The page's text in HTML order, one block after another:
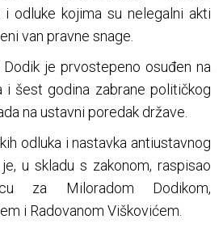
odluke kojima su nelegalni akti
van pravne snage.
je prvostepeno osuđen na
i šest godina zabrane političkog
na ustavni poredak države.
odluka i nastavka antiustavnog
u skladu s zakonom, raspisao
za Miloradom Dodikom,
i Radovanom Viškovićem.